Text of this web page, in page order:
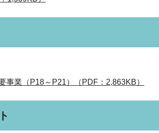
業（P18～P21）（PDF：2,863KB）